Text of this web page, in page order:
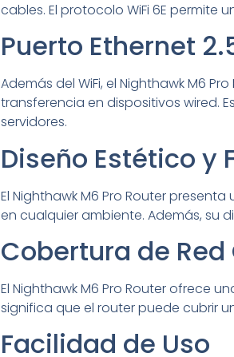
cables. El protocolo WiFi 6E
Puerto Ethernet
Además del WiFi, el Nighthawk M6
transferencia en dispositivos wired.
servidores.
Diseño Estético y
El Nighthawk M6 Pro Router
en cualquier ambiente. Además, su
Cobertura de
El Nighthawk M6 Pro Router ofrece
significa que el router puede cubrir
Facilidad de Uso